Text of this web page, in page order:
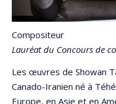
Compositeur
Lauréat du Concours de
Les œuvres de Showan
Canado-Iranien né à
Europe, en Asie et en